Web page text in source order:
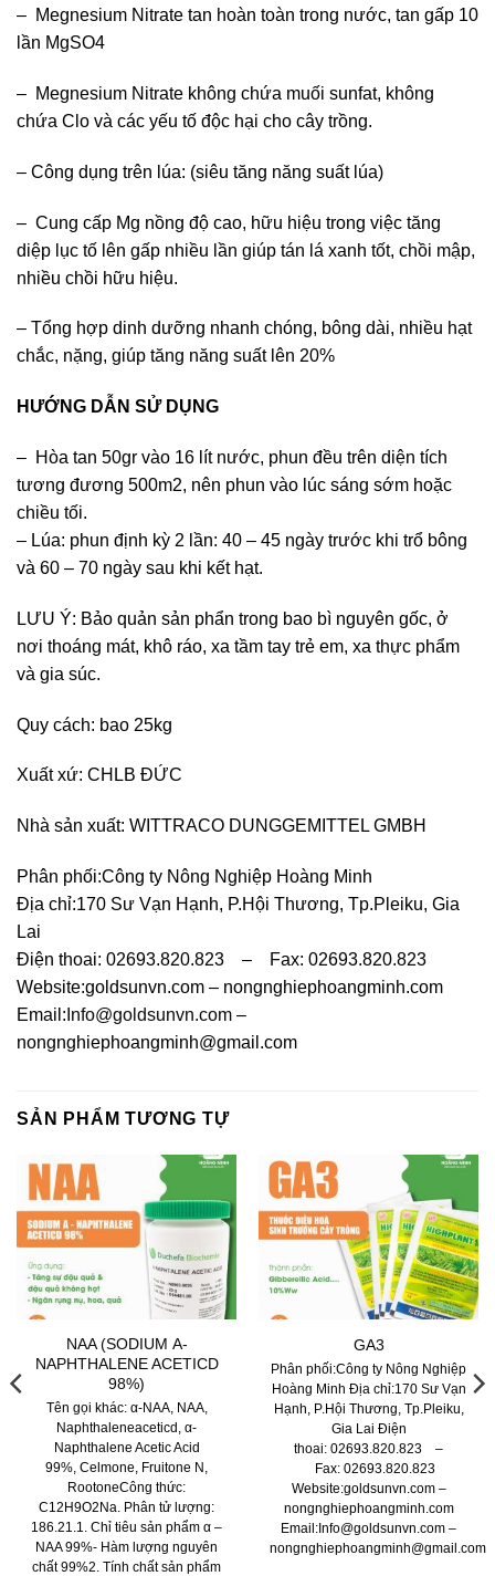
– Megnesium Nitrate tan hoàn toàn trong nước, tan gấp 10
lần MgSO4
– Megnesium Nitrate không chứa muối sunfat, không
chứa Clo và các yếu tố độc hại cho cây trồng.
– Công dụng trên lúa: (siêu tăng năng suất lúa)
– Cung cấp Mg nồng độ cao, hữu hiệu trong việc tăng
diệp lục tố lên gấp nhiều lần giúp tán lá xanh tốt, chồi mập,
nhiều chồi hữu hiệu.
– Tổng hợp dinh dưỡng nhanh chóng, bông dài, nhiều hạt
chắc, nặng, giúp tăng năng suất lên 20%
HƯỚNG DẪN SỬ DỤNG
– Hòa tan 50gr vào 16 lít nước, phun đều trên diện tích
tương đương 500m2, nên phun vào lúc sáng sớm hoặc
chiều tối.
– Lúa: phun định kỳ 2 lần: 40 – 45 ngày trước khi trổ bông
và 60 – 70 ngày sau khi kết hạt.
LƯU Ý: Bảo quản sản phẩn trong bao bì nguyên gốc, ở
nơi thoáng mát, khô ráo, xa tầm tay trẻ em, xa thực phẩm
và gia súc.
Quy cách: bao 25kg
Xuất xứ: CHLB ĐỨC
Nhà sản xuất: WITTRACO DUNGGEMITTEL GMBH
Phân phối:Công ty Nông Nghiệp Hoàng Minh
Địa chỉ:170 Sư Vạn Hạnh, P.Hội Thương, Tp.Pleiku, Gia
Lai
Điện thoai: 02693.820.823 – Fax: 02693.820.823
Website:goldsunvn.com – nongnghiephoangminh.com
Email: Info@goldsunvn.com –
nongnghiephoangminh@gmail.com
SẢN PHẨM TƯƠNG TỰ
NAA (SODIUM Α-
NAPHTHALENE ACETICD
98%)
Tên gọi khác: α-NAA, NAA,
Naphthaleneaceticd, α-
Naphthalene Acetic Acid
99%, Celmone, Fruitone N,
RootoneCông thức:
C12H9O2Na. Phân tử lượng:
186.21.1. Chỉ tiêu sản phẩm α –
NAA 99%- Hàm lượng nguyên
chất 99%2. Tính chất sản phẩm
GA3
Phân phối:Công ty Nông Nghiệp
Hoàng Minh Địa chỉ:170 Sư Vạn
Hạnh, P.Hội Thương, Tp.Pleiku,
Gia Lai Điện
thoai: 02693.820.823 –
Fax: 02693.820.823
Website:goldsunvn.com –
nongnghiephoangminh.com
Email:Info@goldsunvn.com –
nongnghiephoangminh@gmail.com